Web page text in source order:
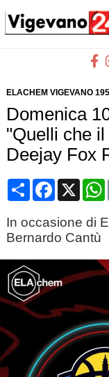
ELACHEM VIGEVANO
Domenica
"Quelli che
Deejay Fox
CondividiFacebook
X
In occasione di
Bernardo Cantù